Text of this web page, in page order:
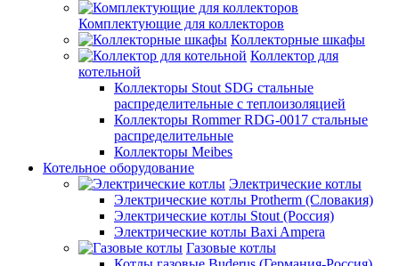
Комплектующие для коллекторов
Коллекторные шкафы
Коллектор для
котельной
Коллекторы Stout SDG стальные
распределительные с теплоизоляцией
Коллекторы Rommer RDG-0017 стальные
распределительные
Коллекторы Meibes
Котельное оборудование
Электрические котлы
Электрические котлы Protherm (Словакия)
Электрические котлы Stout (Россия)
Электрические котлы Baxi Ampera
Газовые котлы